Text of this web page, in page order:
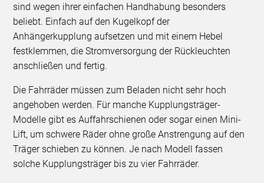
sind wegen ihrer einfachen Handhabung besonders
beliebt. Einfach auf den Kugelkopf der
Anhängerkupplung aufsetzen und mit einem Hebel
festklemmen, die Stromversorgung der Rückleuchten
anschließen und fertig.
Die Fahrräder müssen zum Beladen nicht sehr hoch
angehoben werden. Für manche Kupplungsträger-
Modelle gibt es Auffahrschienen oder sogar einen Mini-
Lift, um schwere Räder ohne große Anstrengung auf den
Träger schieben zu können. Je nach Modell fassen
solche Kupplungsträger bis zu vier Fahrräder.